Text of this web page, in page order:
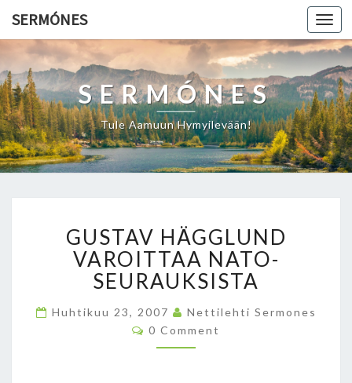
SERMÓNES
SERMÓNES
Tule Aamuun Hymyilevään!
U
S
T
A
V
GUSTAV HÄGGLUND
VAROITTAA NATO-
SEURAUKSISTA
Huhtikuu 23, 2007
Nettilehti Sermones
C
O
0 Comment